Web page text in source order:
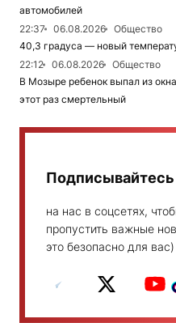
автомобилей
22:37
06.08.2026
Общество
40,3 градуса — новый
22:12
06.08.2026
Общество
В Мозыре ребенок выпал из
этот раз смертельный
Подписывайтесь
на нас в соцсетях,
пропустить важные
это безопасно для вас)